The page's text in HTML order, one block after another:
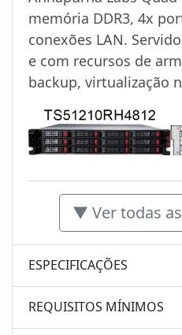
memória DDR3, 4x
conexões LAN.
e com recursos de
backup, virtualização
▼ Ver todas
ESPECIFICAÇÕES
REQUISITOS MÍNIMOS